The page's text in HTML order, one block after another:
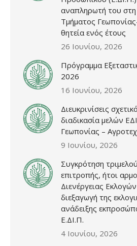
αναπληρωτή του
Τμήματος
θητεία ενός έτους
26 Ιουνίου, 2026
Πρόγραμμα
2026
16 Ιουνίου, 2026
Διευκρινίσεις
διαδικασία μελών
Γεωπονίας –
9 Ιουνίου, 2026
Συγκρότηση
επιτροπής, ήτοι
Διενέργειας
διεξαγωγή της
ανάδειξης
Ε.ΔΙ.Π.
4 Ιουνίου, 2026